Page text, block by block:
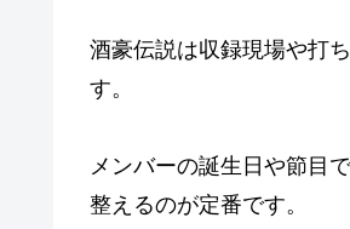
酒豪伝説は収録現場や打
す。
メンバーの誕生日や節目
整えるのが定番です。